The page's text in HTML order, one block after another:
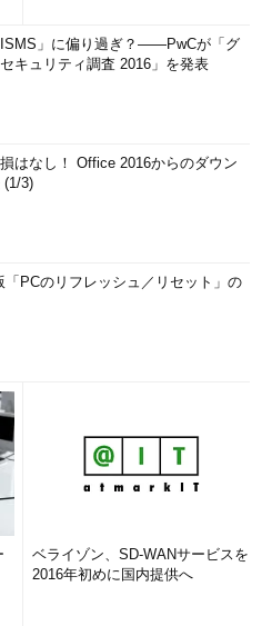
ISMS」に偏り過ぎ？――PwCが「グ
キュリティ調査 2016」を発表
はなし！ Office 2016からのダウン
(1/3)
「PCのリフレッシュ／リセット」の
ベライゾン、SD-WANサービスを
2016年初めに国内提供へ